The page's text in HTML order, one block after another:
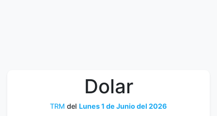
Dolar
TRM del Lunes 1 de Junio del 2026